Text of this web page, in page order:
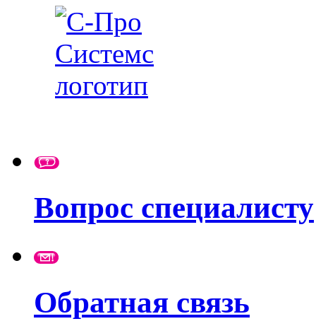
Вопрос специалисту
Обратная связь